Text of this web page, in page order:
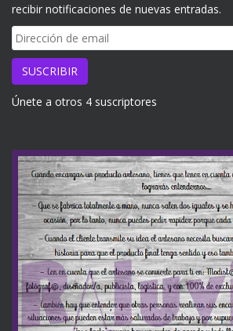
recibir notificaciones de nuevas entradas.
Dirección
de
email
SUSCRIBIR
Únete a otros 4 suscriptores